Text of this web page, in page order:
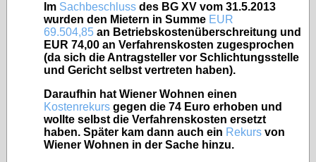
Im Sachbeschluss des BG XV vom 31.5.2013
wurden den Mietern in Summe EUR
69.504,85 an Betriebskostenüberschreitung und
EUR 74,00 an Verfahrenskosten zugesprochen
(da sich die Antragsteller vor Schlichtungsstelle
und Gericht selbst vertreten haben).
Daraufhin hat Wiener Wohnen einen
Kostenrekurs gegen die 74 Euro erhoben und
wollte selbst die Verfahrenskosten ersetzt
haben. Später kam dann auch ein Rekurs von
Wiener Wohnen in der Sache hinzu.